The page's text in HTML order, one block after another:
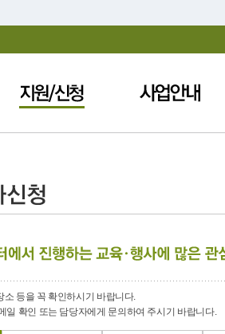
소 등을 꼭 확인하시기 바랍니다.
일 확인 또는 담당자에게 문의하여 주시기 바랍니다.